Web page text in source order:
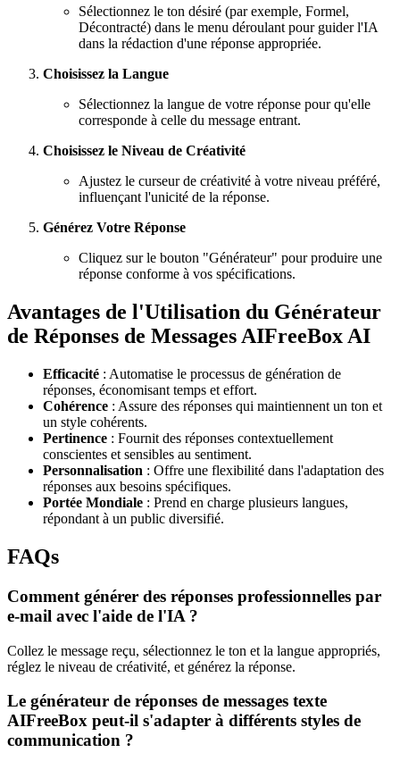
Sélectionnez le ton désiré (par exemple, Formel,
Décontracté) dans le menu déroulant pour guider l'IA
dans la rédaction d'une réponse appropriée.
Choisissez la Langue
Sélectionnez la langue de votre réponse pour qu'elle
corresponde à celle du message entrant.
Choisissez le Niveau de Créativité
Ajustez le curseur de créativité à votre niveau préféré,
influençant l'unicité de la réponse.
Générez Votre Réponse
Cliquez sur le bouton "Générateur" pour produire une
réponse conforme à vos spécifications.
Avantages de l'Utilisation du Générateur
de Réponses de Messages AIFreeBox AI
Efficacité : Automatise le processus de génération de
réponses, économisant temps et effort.
Cohérence : Assure des réponses qui maintiennent un ton et
un style cohérents.
Pertinence : Fournit des réponses contextuellement
conscientes et sensibles au sentiment.
Personnalisation : Offre une flexibilité dans l'adaptation des
réponses aux besoins spécifiques.
Portée Mondiale : Prend en charge plusieurs langues,
répondant à un public diversifié.
FAQs
Comment générer des réponses professionnelles par
e-mail avec l'aide de l'IA ?
Collez le message reçu, sélectionnez le ton et la langue appropriés,
réglez le niveau de créativité, et générez la réponse.
Le générateur de réponses de messages texte
AIFreeBox peut-il s'adapter à différents styles de
communication ?